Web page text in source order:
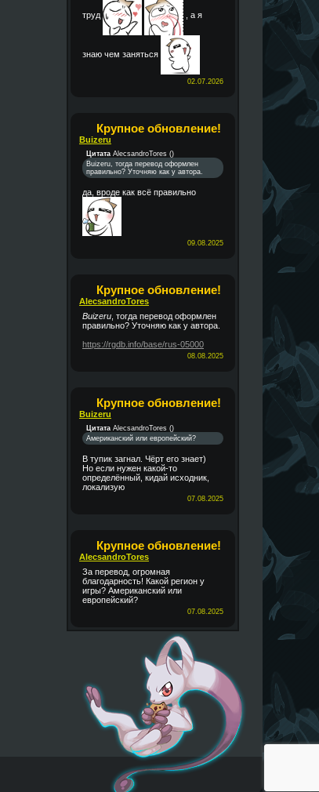
труд , а я
знаю чем заняться
02.07.2026
Крупное обновление!
Buizeru
Цитата AlecsandroTores ()
Buizeru, тогда перевод оформлен
правильно? Уточняю как у автора.
да, вроде как всё правильно
09.08.2025
Крупное обновление!
AlecsandroTores
Buizeru , тогда перевод оформлен
правильно? Уточняю как у автора.
https://rgdb.info/base/rus-05000
08.08.2025
Крупное обновление!
Buizeru
Цитата AlecsandroTores ()
Американский или европейский?
В тупик загнал. Чёрт его знает)
Но если нужен какой-то
определённый, кидай исходник,
локализую
07.08.2025
Крупное обновление!
AlecsandroTores
За перевод, огромная
благодарность! Какой регион у
игры? Американский или
европейский?
07.08.2025